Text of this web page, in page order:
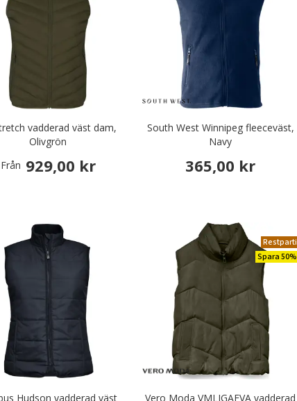
vadderad väst dam,
Olivgrön
Från 929,00 kr
South West Winnipeg fleeceväst,
Navy
365,00 kr
Hudson vadderad väst
Restparti
Spara 50%
Vero Moda VMLIGAEVA vadderad